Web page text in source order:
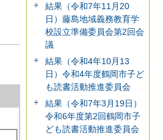
結果（令和7年11月20
日）藤島地域義務教育学
校設立準備委員会第2回会
議
結果（令和4年10月13
日）令和4年度鶴岡市子ど
も読書活動推進委員会
結果（令和7年3月19日）
令和6年度第2回鶴岡市子
ども読書活動推進委員会